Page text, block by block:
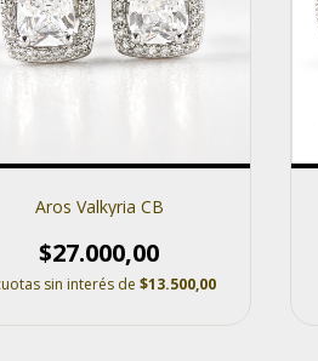
Aros Valkyria CB
$27.000,00
sin interés de $13.500,00